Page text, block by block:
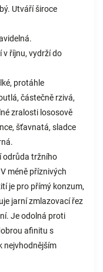
Utváří široce
v říjnu, vydrží do
protáhle
částečně rzivá,
zralosti lososově
šťavnatá, sladce
odrůda tržního
méně příznivých
je pro přímý konzum,
jarní zmlazovací řez
Je odolná proti
afinitu s
nejvhodnějším